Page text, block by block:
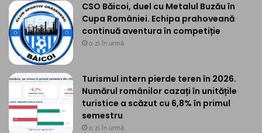
CSO Băicoi, duel cu Metalul Buzău în
Cupa României. Echipa prahoveană
continuă aventura în competiție
o zi în urmă
Turismul intern pierde teren în 2026.
Numărul românilor cazați în unitățile
turistice a scăzut cu 6,8% în primul
semestru
o zi în urmă